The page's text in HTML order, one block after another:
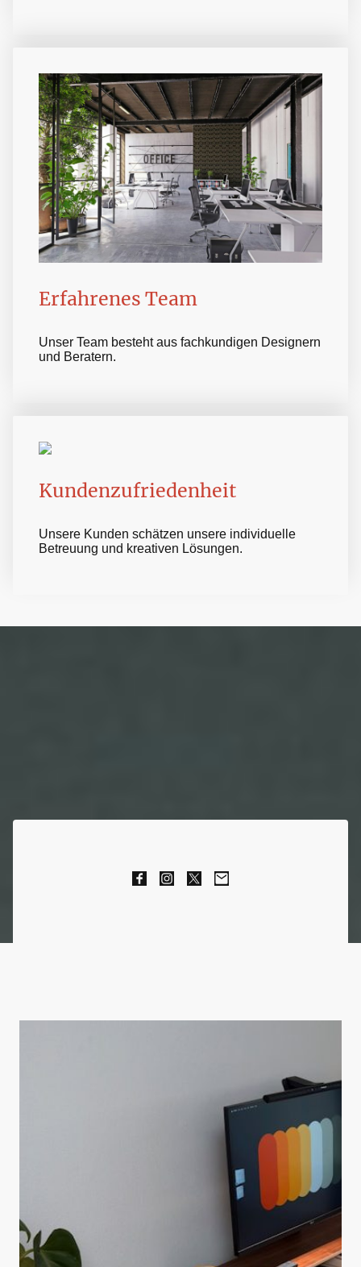
Erfahrenes Team
Unser Team besteht aus fachkundigen Designern
und Beratern.
Kundenzufriedenheit
Unsere Kunden schätzen unsere individuelle
Betreuung und kreativen Lösungen.